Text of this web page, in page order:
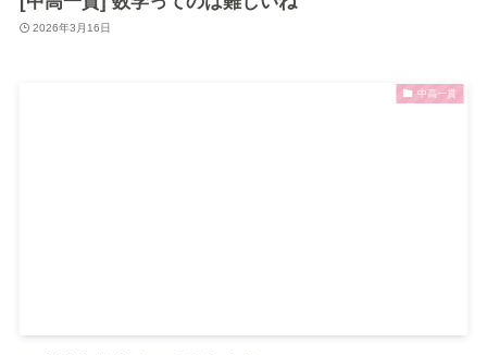
2026年3月16日
中高一貫